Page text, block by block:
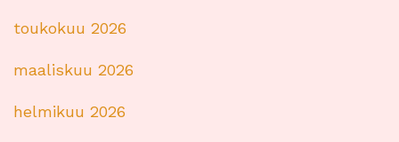
toukokuu 2026
maaliskuu 2026
helmikuu 2026